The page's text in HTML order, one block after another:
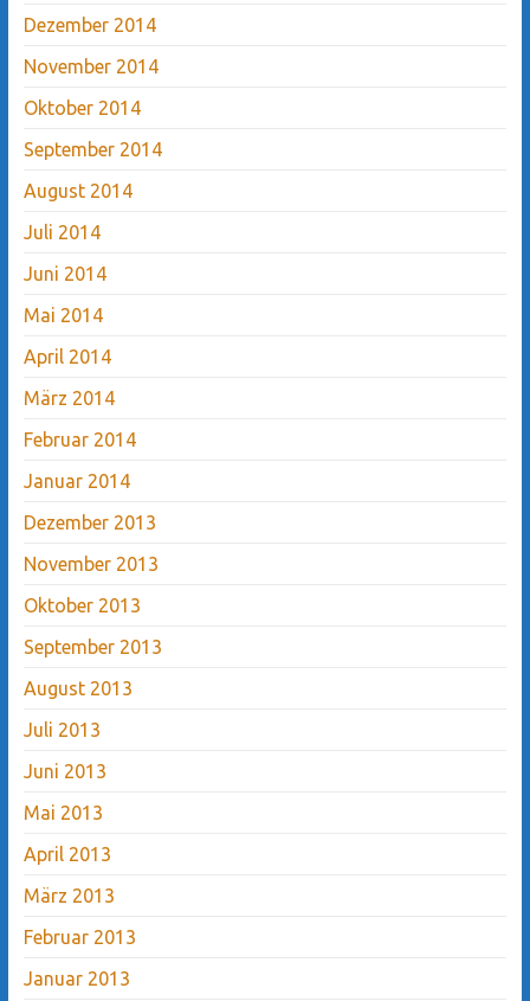
Dezember 2014
November 2014
Oktober 2014
September 2014
August 2014
Juli 2014
Juni 2014
Mai 2014
April 2014
März 2014
Februar 2014
Januar 2014
Dezember 2013
November 2013
Oktober 2013
September 2013
August 2013
Juli 2013
Juni 2013
Mai 2013
April 2013
März 2013
Februar 2013
Januar 2013